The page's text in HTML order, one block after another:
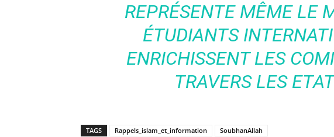
REPRÉSENTE MÊME LE
ÉTUDIANTS
ENRICHISSENT LES
TRAVERS LES
TAGS Rappels_islam_et_information SoubhanAllah